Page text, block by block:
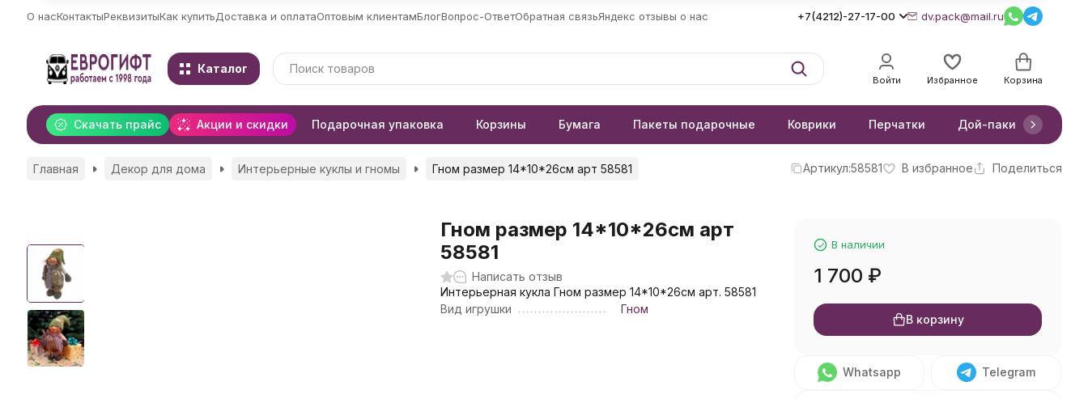
О насКонтактыРеквизитыКак купитьДоставка и оплатаОптовым клиентамБлогВопрос-ОтветОбратная связьЯндекс отзывы о нас +7(4212)-27-17-00 dv.pack@mail.ru
Каталог
Войти Избранное Корзина
Скачать прайс Акции и скидки Подарочная упаковка Корзины Бумага Пакеты подарочные Коврики Перчатки Дой-паки
Главная Декор для дома Интерьерные куклы и гномы Гном размер 14*10*26см арт 58581 Артикул:58581 В избранное Поделиться
Гном размер 14*10*26см арт
58581
Написать отзыв
Интерьерная кукла Гном размер 14*10*26см арт. 58581
Вид игрушки
Гном
В наличии
1 700 ₽
В корзину
Whatsapp Telegram